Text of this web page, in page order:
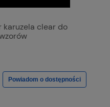
karuzela clear do
Powiadom o dostępności